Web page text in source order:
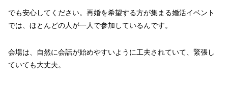
でも安心してください。再婚を希望する方が集まる婚活イベント
では、ほとんどの人が一人で参加しているんです。
会場は、自然に会話が始めやすいように工夫されていて、緊張し
ていても大丈夫。